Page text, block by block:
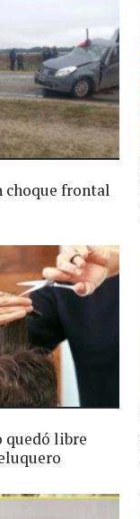
choque frontal
quedó libre